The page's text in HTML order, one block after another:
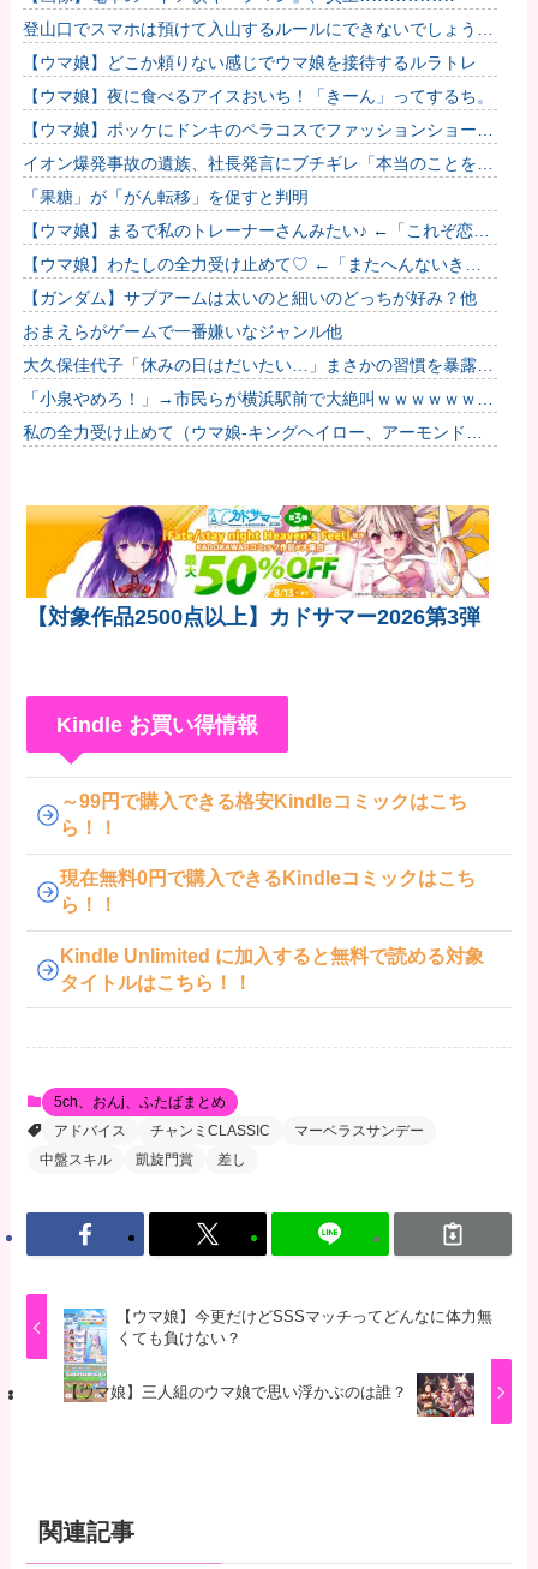
登山口でスマホは預けて入山するルールにできないでしょう
か？山はそれほどの覚悟で入る場所だと思うのです
【ウマ娘】どこか頼りない感じでウマ娘を接待するルラトレ
【ウマ娘】夜に食べるアイスおいち！「きーん」ってするち。
【ウマ娘】ポッケにドンキのペラコスでファッションショーし
てほしい…
イオン爆発事故の遺族、社長発言にブチギレ「本当のことを話
して」
「果糖」が「がん転移」を促すと判明
【ウマ娘】まるで私のトレーナーさんみたい♪ ←「これぞ恋愛
強者スペ一族…」
【ウマ娘】わたしの全力受け止めて♡ ←「またへんないきも
のがふえてる…」
【ガンダム】サブアームは太いのと細いのどっちが好み？他
おまえらがゲームで一番嫌いなジャンル他
大久保佳代子「休みの日はだいたい…」まさかの習慣を暴露ｗ
ｗｗ
「小泉やめろ！」→市民らが横浜駅前で大絶叫ｗｗｗｗｗｗｗ
ｗ
私の全力受け止めて（ウマ娘-キングヘイロー、アーモンドア
【対象作品2500点以上】カドサマー2026第3弾
Kindle お買い得情報
～99円で購入できる格安Kindleコミックはこち
ら！！
現在無料0円で購入できるKindleコミックはこち
ら！！
Kindle Unlimited に加入すると無料で読める対象
タイトルはこちら！！
5ch、おんj、ふたばまとめ
アドバイス
チャンミCLASSIC
マーベラスサンデー
中盤スキル
凱旋門賞 差し
【ウマ娘】今更だけどSSSマッチってどんなに体力無
くても負けない？
【ウマ娘】三人組のウマ娘で思い浮かぶのは誰？
関連記事